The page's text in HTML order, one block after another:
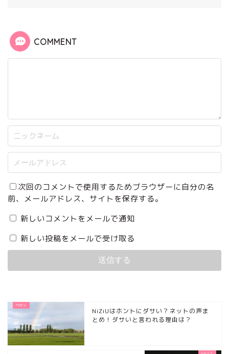
COMMENT
次回のコメントで使用するためブラウザーに自分の名
前、メールアドレス、サイトを保存する。
新しいコメントをメールで通知
新しい投稿をメールで受け取る
NiZiUはホントにダサい？ネットの声ま
とめ！ダサいと言われる理由は？